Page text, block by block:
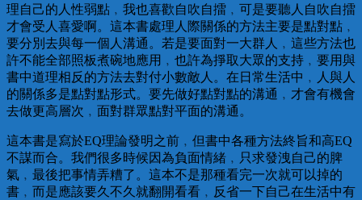
理自己的人性弱點﹐我也喜歡自吹自擂﹐可是要聽人自吹自擂
才會受人喜愛啊。這本書處理人際關係的方法主要是點對點﹐
要分別去與每一個人溝通。若是要面對一大群人﹐這些方法也
許不能全部照板煮碗地應用﹐也許為掙取大眾的支持﹐要用與
書中道理相反的方法去對付小數敵人。在日常生活中﹐人與人
的關係多是點對點形式。要先做好點對點的溝通﹐才會有機會
去做更高層次﹐面對群眾點對平面的溝通。
這本書是寫於EQ理論發明之前﹐但書中各種方法終旨和高EQ
不謀而合。我們很多時候因為負面情緒﹐只求發洩自己的脾
氣﹐最後把事情弄糟了。這本不是那種看完一次就可以掉的
書﹐而是應該要久不久就翻開看看﹐反省一下自己在生活中有